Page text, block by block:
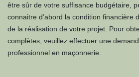
être sûr de votre suffisance budgétaire,
connaitre d’abord la condition financière
de la réalisation de votre projet. Pour
complètes, veuillez effectuer une
professionnel en maçonnerie.